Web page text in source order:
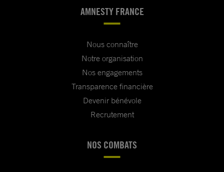
AMNESTY FRANCE
Nous connaître
Notre organisation
Nos engagements
Transparence financière
Devenir bénévole
Recrutement
NOS COMBATS